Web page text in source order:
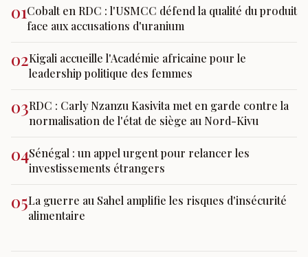
01Cobalt en RDC : l'USMCC défend la qualité du produit
face aux accusations d'uranium
02Kigali accueille l'Académie africaine pour le
leadership politique des femmes
03RDC : Carly Nzanzu Kasivita met en garde contre la
normalisation de l'état de siège au Nord-Kivu
04Sénégal : un appel urgent pour relancer les
investissements étrangers
05La guerre au Sahel amplifie les risques d'insécurité
alimentaire